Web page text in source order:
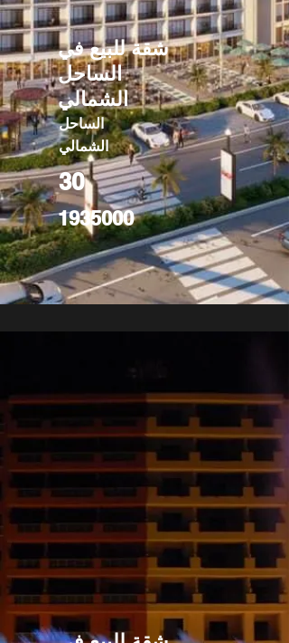
شقة للبيع في
الساحل
الشمالي
الساحل
الشمالي
30
1935000